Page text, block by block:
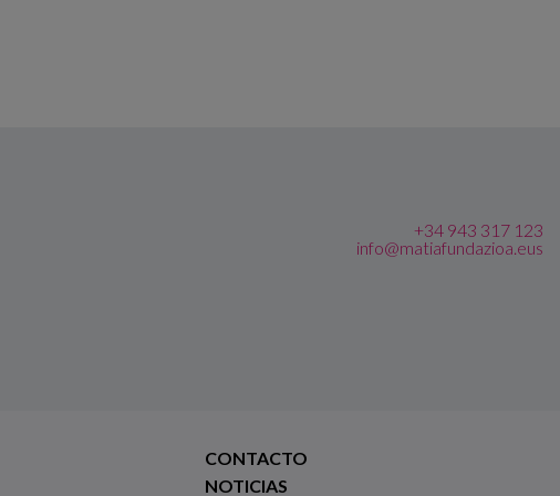
+34 943 317 123
info@matiafundazioa.eus
CONTACTO
NOTICIAS